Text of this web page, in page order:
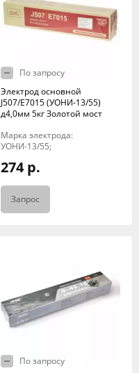
По запросу
Электрод основной
J507/E7015 (УОНИ-13/55)
д4,0мм 5кг Золотой мост
Марка электрода:
УОНИ-13/55;
274 р.
Запрос
По запросу